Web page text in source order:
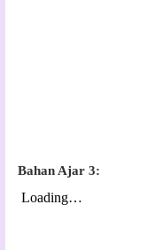
Bahan Ajar 3: